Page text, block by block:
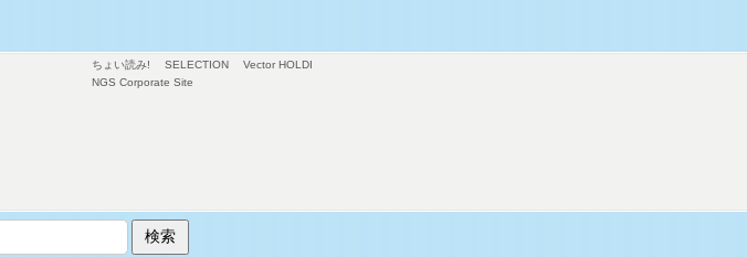
ちょい読み! SELECTION
Vector HOLDI
NGS Corporate Site